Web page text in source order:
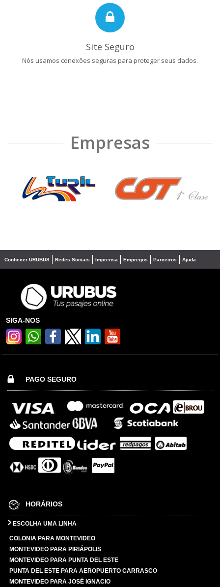
Site Seguro
Nós usamos conexões seguras para proteger seus dados.
Empresas
❮ ❯
Conhecer URUBUS Redes Sociais Imprensa Empregos Parceiros Ajuda
SIGA-NOS
PAGO SEGURO
HORÁRIOS
ESCOLHA UMA LINHA
COLONIA PARA MONTEVIDEO
MONTEVIDEO PARA PIRIÁPOLIS
MONTEVIDEO PARA PUNTA DEL ESTE
PUNTA DEL ESTE PARA AEROPUERTO CARRASCO
MONTEVIDEO PARA JOSÉ IGNACIO